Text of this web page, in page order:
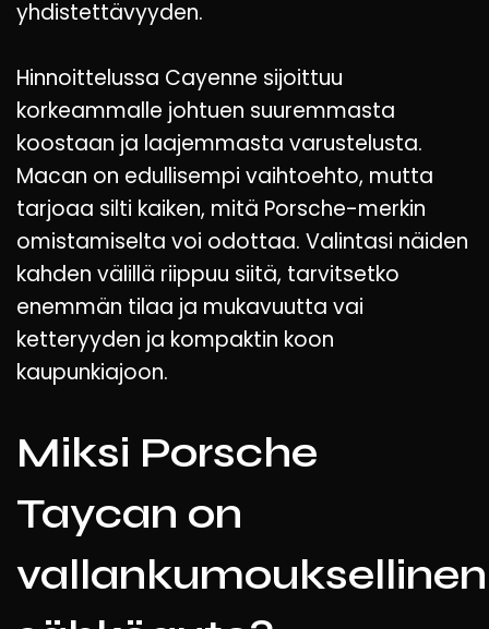
yhdistettävyyden.
Hinnoittelussa Cayenne sijoittuu
korkeammalle johtuen suuremmasta
koostaan ja laajemmasta varustelusta.
Macan on edullisempi vaihtoehto, mutta
tarjoaa silti kaiken, mitä Porsche-merkin
omistamiselta voi odottaa. Valintasi näiden
kahden välillä riippuu siitä, tarvitsetko
enemmän tilaa ja mukavuutta vai
ketteryyden ja kompaktin koon
kaupunkiajoon.
Miksi Porsche
Taycan on
vallankumouksellinen